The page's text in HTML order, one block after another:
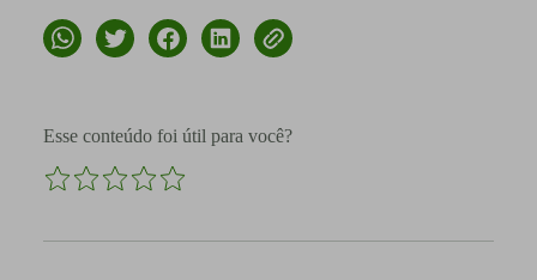
Esse conteúdo foi útil para você?